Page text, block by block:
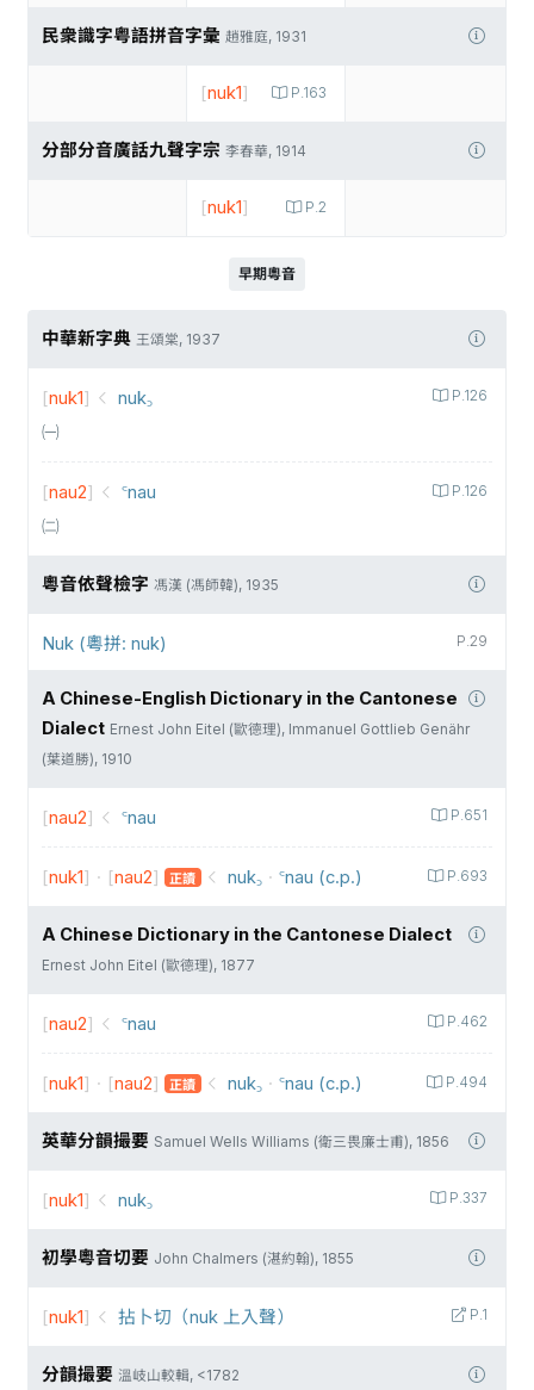
民衆識字粤語拼音字彙 趙雅庭, 1931
P.163
[nuk1]
分部分音廣話九聲字宗 李春華, 1914
P.2
[nuk1]
早期粵音
中華新字典 王頌棠, 1937
P.126
[nuk1] nuk꜆
㈠
P.126
[nau2] ꜂nau
㈡
粵音依聲檢字 馮漢 (馮師韓), 1935
P.29
Nuk (粵拼: nuk)
A Chinese-English Dictionary in the Cantonese
Dialect Ernest John Eitel (歐德理), Immanuel Gottlieb Genähr
(葉道勝), 1910
P.651
[nau2] ꜂nau
P.693
[nuk1] · [nau2] 正讀 nuk꜆ · ꜂nau (c.p.)
A Chinese Dictionary in the Cantonese Dialect
Ernest John Eitel (歐德理), 1877
P.462
[nau2] ꜂nau
P.494
[nuk1] · [nau2] 正讀 nuk꜆ · ꜂nau (c.p.)
英華分韻撮要 Samuel Wells Williams (衛三畏廉士甫), 1856
P.337
[nuk1] nuk꜆
初學粵音切要 John Chalmers (湛約翰), 1855
P.1
[nuk1] 拈卜切（nuk 上入聲）
分韻撮要 溫岐山較輯, <1782